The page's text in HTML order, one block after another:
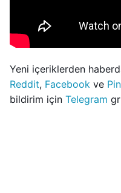
Yeni içeriklerden
Reddit, Facebook ve
bildirim için Telegram